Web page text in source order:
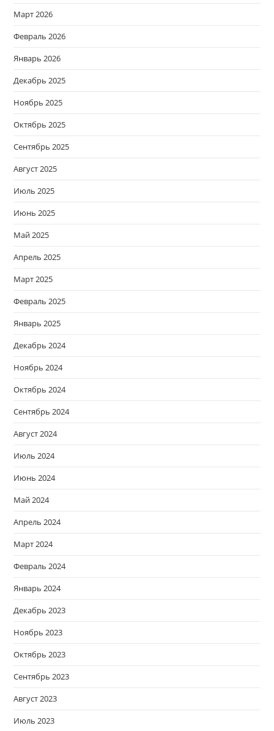
Март 2026
Февраль 2026
Январь 2026
Декабрь 2025
Ноябрь 2025
Октябрь 2025
Сентябрь 2025
Август 2025
Июль 2025
Июнь 2025
Май 2025
Апрель 2025
Март 2025
Февраль 2025
Январь 2025
Декабрь 2024
Ноябрь 2024
Октябрь 2024
Сентябрь 2024
Август 2024
Июль 2024
Июнь 2024
Май 2024
Апрель 2024
Март 2024
Февраль 2024
Январь 2024
Декабрь 2023
Ноябрь 2023
Октябрь 2023
Сентябрь 2023
Август 2023
Июль 2023